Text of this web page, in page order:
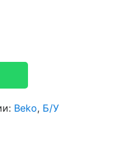
Beko, Б/У